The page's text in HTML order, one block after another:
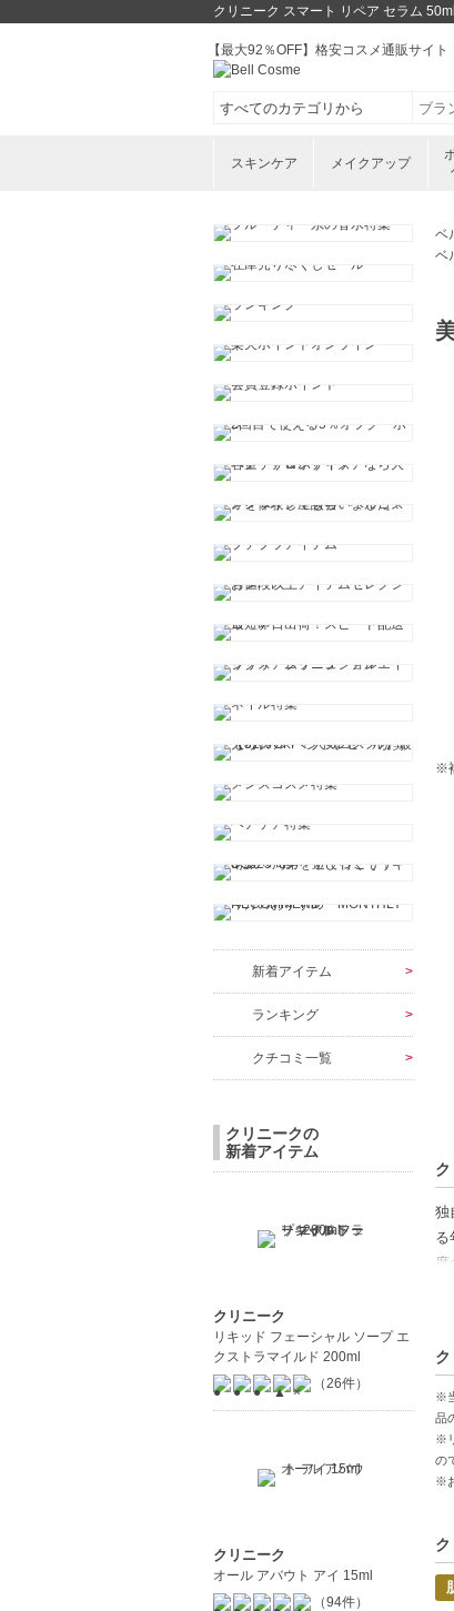
クリニーク スマート リペア セラム
【最大92％OFF】格安コスメ通販サイト
スキンケア メイクアップ
ベ
ベ
※
独
る
【
独
肌
透
し
【
※
品
※
の
※
新着アイテム
ランキング
クチコミ一覧
クリニークの
新着アイテム
クリニーク
リキッド フェーシャル ソープ エ
クストラマイルド 200ml
（26件）
クリニーク
オール アバウト アイ 15ml
（94件）